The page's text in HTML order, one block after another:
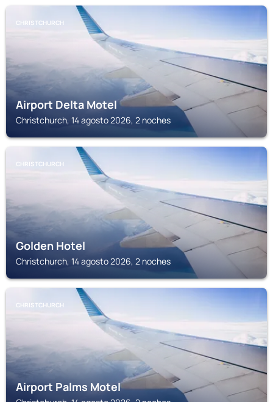
CHRISTCHURCH
Airport Delta Motel
Christchurch, 14 agosto 2026, 2 noches
CHRISTCHURCH
Golden Hotel
Christchurch, 14 agosto 2026, 2 noches
CHRISTCHURCH
Airport Palms Motel